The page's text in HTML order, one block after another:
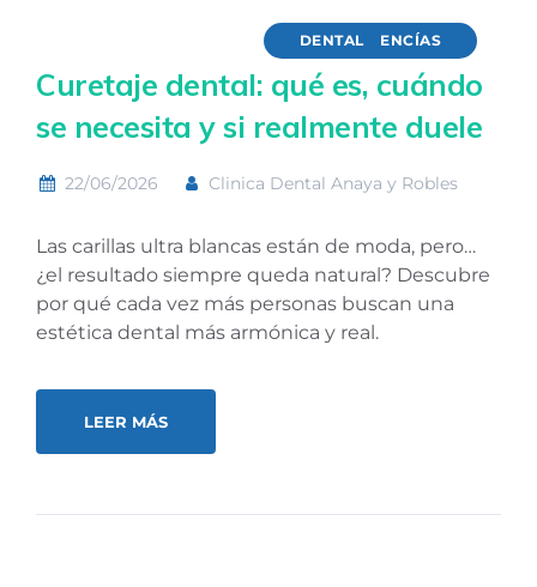
DENTAL ENCÍAS
Curetaje dental: qué es, cuándo
se necesita y si realmente duele
22/06/2026 Clinica Dental Anaya y Robles
Las carillas ultra blancas están de moda, pero…
¿el resultado siempre queda natural? Descubre
por qué cada vez más personas buscan una
estética dental más armónica y real.
LEER MÁS